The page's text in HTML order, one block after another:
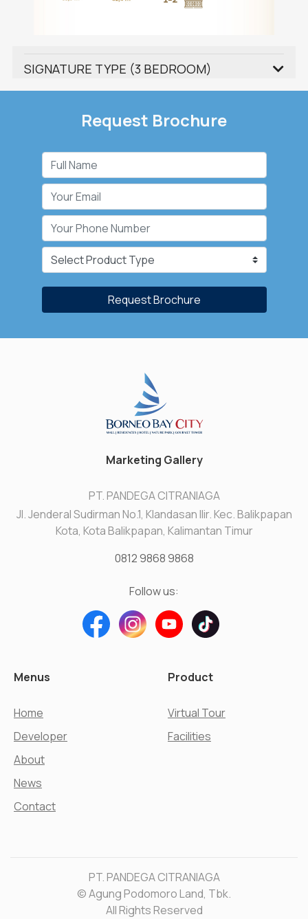
SIGNATURE TYPE (3 BEDROOM)
Request Brochure
Request Brochure
Marketing Gallery
PT. PANDEGA CITRANIAGA
Jl. Jenderal Sudirman No.1, Klandasan Ilir. Kec. Balikpapan
Kota, Kota Balikpapan, Kalimantan Timur
0812 9868 9868
Follow us:
Menus
Home
Developer
About
News
Contact
Product
Virtual Tour
Facilities
PT. PANDEGA CITRANIAGA
© Agung Podomoro Land, Tbk.
All Rights Reserved